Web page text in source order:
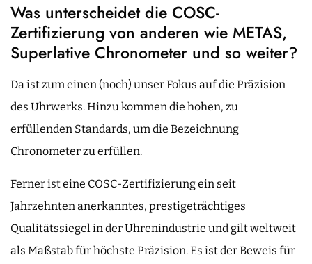
Was unterscheidet die COSC-
Zertifizierung von anderen wie METAS,
Superlative Chronometer und so weiter?
Da ist zum einen (noch) unser Fokus auf die Präzision
des Uhrwerks. Hinzu kommen die hohen, zu
erfüllenden Standards, um die Bezeichnung
Chronometer zu erfüllen.
Ferner ist eine COSC-Zertifizierung ein seit
Jahrzehnten anerkanntes, prestigeträchtiges
Qualitätssiegel in der Uhrenindustrie und gilt weltweit
als Maßstab für höchste Präzision. Es ist der Beweis für